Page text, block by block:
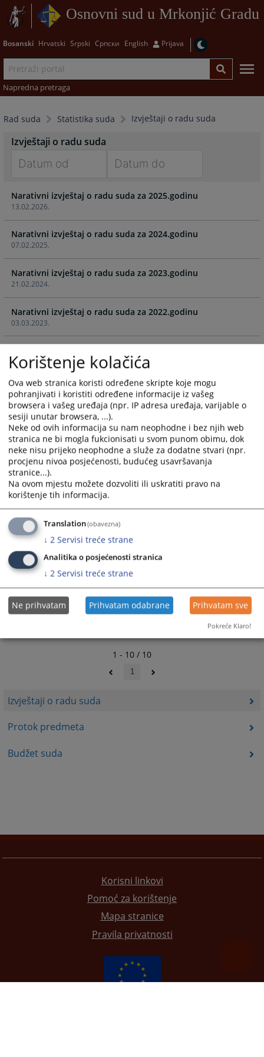
Osnovni sud u Mrkonjić Gradu
Bosanski Hrvatski Srpski Српски English Prijava
Napredna pretraga
Rad suda Statistika suda Izvještaji o radu suda
Izvještaji o radu suda
Protok predmeta
Budžet suda
Izvještaji o radu suda
forward
to
interact
with
the
calendar
and
select
a
date.
Press
the
mark
key
to
get
the
keyboard
shortcuts
for
changing
dates.
forward
interact
with
calendar
and
a
date.
the
mark
key
to
get
the
keyboard
shortcuts
for
changing
dates.
13.02.2026.
Narativni izvještaj o radu suda za 2025.godinu
07.02.2025.
Narativni izvještaj o radu suda za 2024.godinu
21.02.2024.
Narativni izvještaj o radu suda za 2023.godinu
03.03.2023.
Narativni izvještaj o radu suda za 2022.godinu
28.02.2022.
04.06.2021.
Narativni izvještaj o radu suda za 2020.godinu
25.02.2020.
Izvještaj o radu suda za 2019.godinu
14.01.2018.
Izvještaj o radu suda za period 01.01.2017-
31.12.2017.godine
16.02.2010.
Izvještaj o radu suda za 2009. godinu
29.08.2008.
Izvještaj o radu suda za period 01.01.2008. do 30.06.2008.
godine
1 - 10 / 10
1
Korisni linkovi
Pomoć za korištenje
Mapa stranice
Pravila privatnosti
Korištenje kolačića
Ova web stranica koristi određene skripte koje mogu
pohranjivati i koristiti određene informacije iz vašeg
browsera i vašeg uređaja (npr. IP adresa uređaja, varijable o
sesiji unutar browsera, ...).
Neke od ovih informacija su nam neophodne i bez njih web
stranica ne bi mogla fukcionisati u svom punom obimu, dok
neke nisu prijeko neophodne a služe za dodatne stvari (npr.
procjenu nivoa posjećenosti, budućeg usavršavanja
stranice...).
Na ovom mjestu možete dozvoliti ili uskratiti pravo na
korištenje tih informacija.
Translation(obavezna)
↓ 2 Servisi treće strane
Analitika o posjećenosti stranica
↓ 2 Servisi treće strane
Ne prihvatam Prihvatam odabrane Prihvatam sve
Pokreće Klaro!